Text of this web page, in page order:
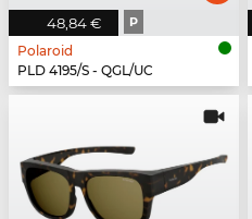
48,84 € P
Polaroid
PLD 4195/S - QGL/UC